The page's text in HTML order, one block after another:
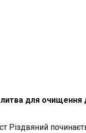
для очищення
Різдвяний